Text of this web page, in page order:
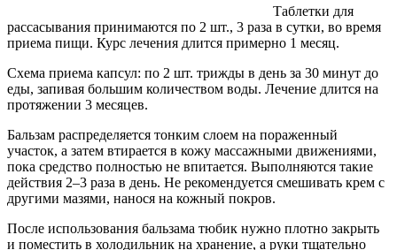
Таблетки для
рассасывания принимаются по 2 шт., 3 раза в сутки, во время
приема пищи. Курс лечения длится примерно 1 месяц.
Схема приема капсул: по 2 шт. трижды в день за 30 минут до
еды, запивая большим количеством воды. Лечение длится на
протяжении 3 месяцев.
Бальзам распределяется тонким слоем на пораженный
участок, а затем втирается в кожу массажными движениями,
пока средство полностью не впитается. Выполняются такие
действия 2–3 раза в день. Не рекомендуется смешивать крем с
другими мазями, нанося на кожный покров.
После использования бальзама тюбик нужно плотно закрыть
и поместить в холодильник на хранение, а руки тщательно